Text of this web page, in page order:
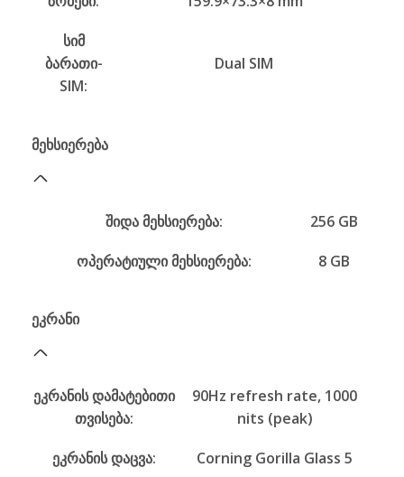
სიმ
ბარათი-
SIM:
Dual SIM
მეხსიერება
შიდა მეხსიერება:
256 GB
ოპერატიული მეხსიერება:
8 GB
ეკრანი
ეკრანის დამატებითი
თვისება:
90Hz refresh rate, 1000
nits (peak)
ეკრანის დაცვა:
Corning Gorilla Glass 5